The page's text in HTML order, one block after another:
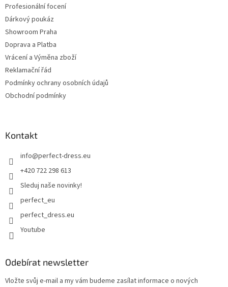
Profesionální focení
Dárkový poukáz
Showroom Praha
Doprava a Platba
Vrácení a Výměna zboží
Reklamační řád
Podmínky ochrany osobních údajů
Obchodní podmínky
Kontakt
info@perfect-dress.eu
+420 722 298 613
Sleduj naše novinky!
perfect_eu
perfect_dress.eu
Youtube
Odebírat newsletter
Vložte svůj e-mail a my vám budeme zasílat informace o nových